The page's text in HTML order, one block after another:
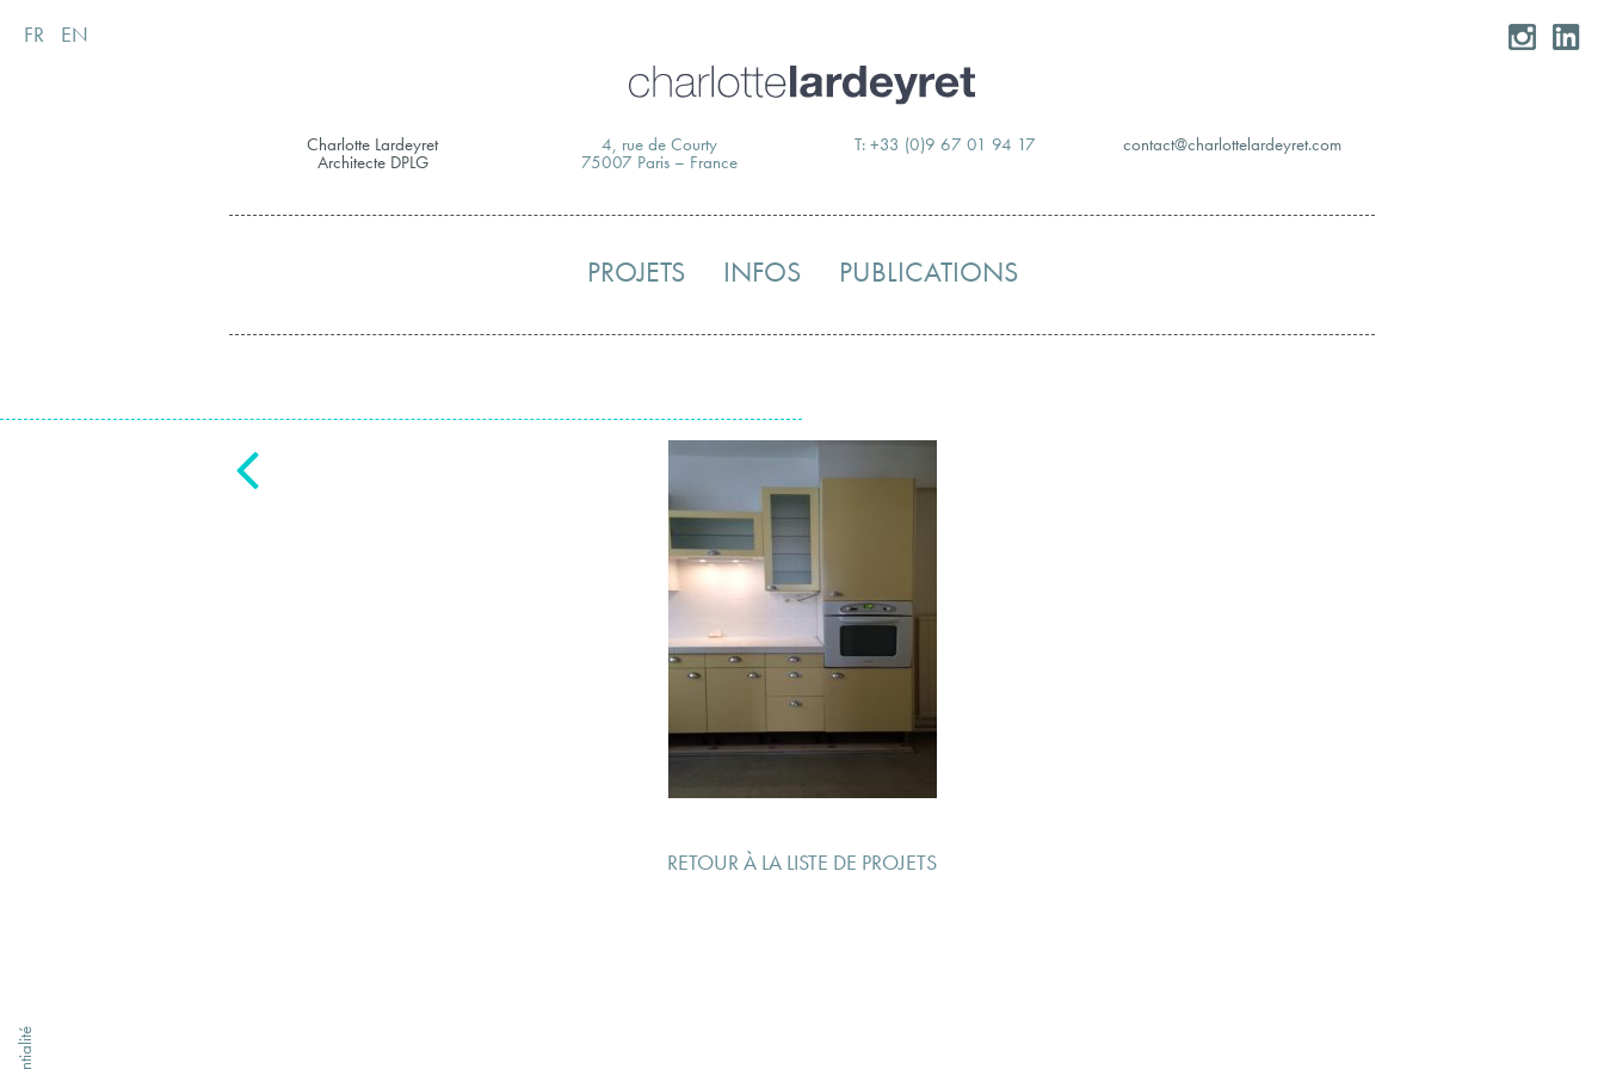
Skip
to
FR EN
Charlotte Lardeyret
Architecte DPLG
4, rue de Courty
75007 Paris – France
T: +33 (0)9 67 01 94 17 moc.teryedralettolrahc@tcatnoc
PROJETS INFOS PUBLICATIONS
RETOUR À LA LISTE DE PROJETS